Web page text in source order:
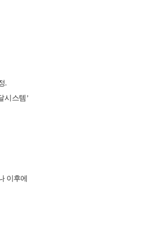
.
시스템’
이후에